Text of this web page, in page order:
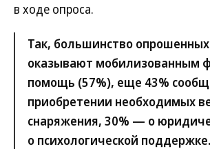
в ходе опроса.
Так, большинство
оказывают мобилизованным
помощь (57%), еще 43%
приобретении необходимых
снаряжения, 30% — о
о психологической поддержке.